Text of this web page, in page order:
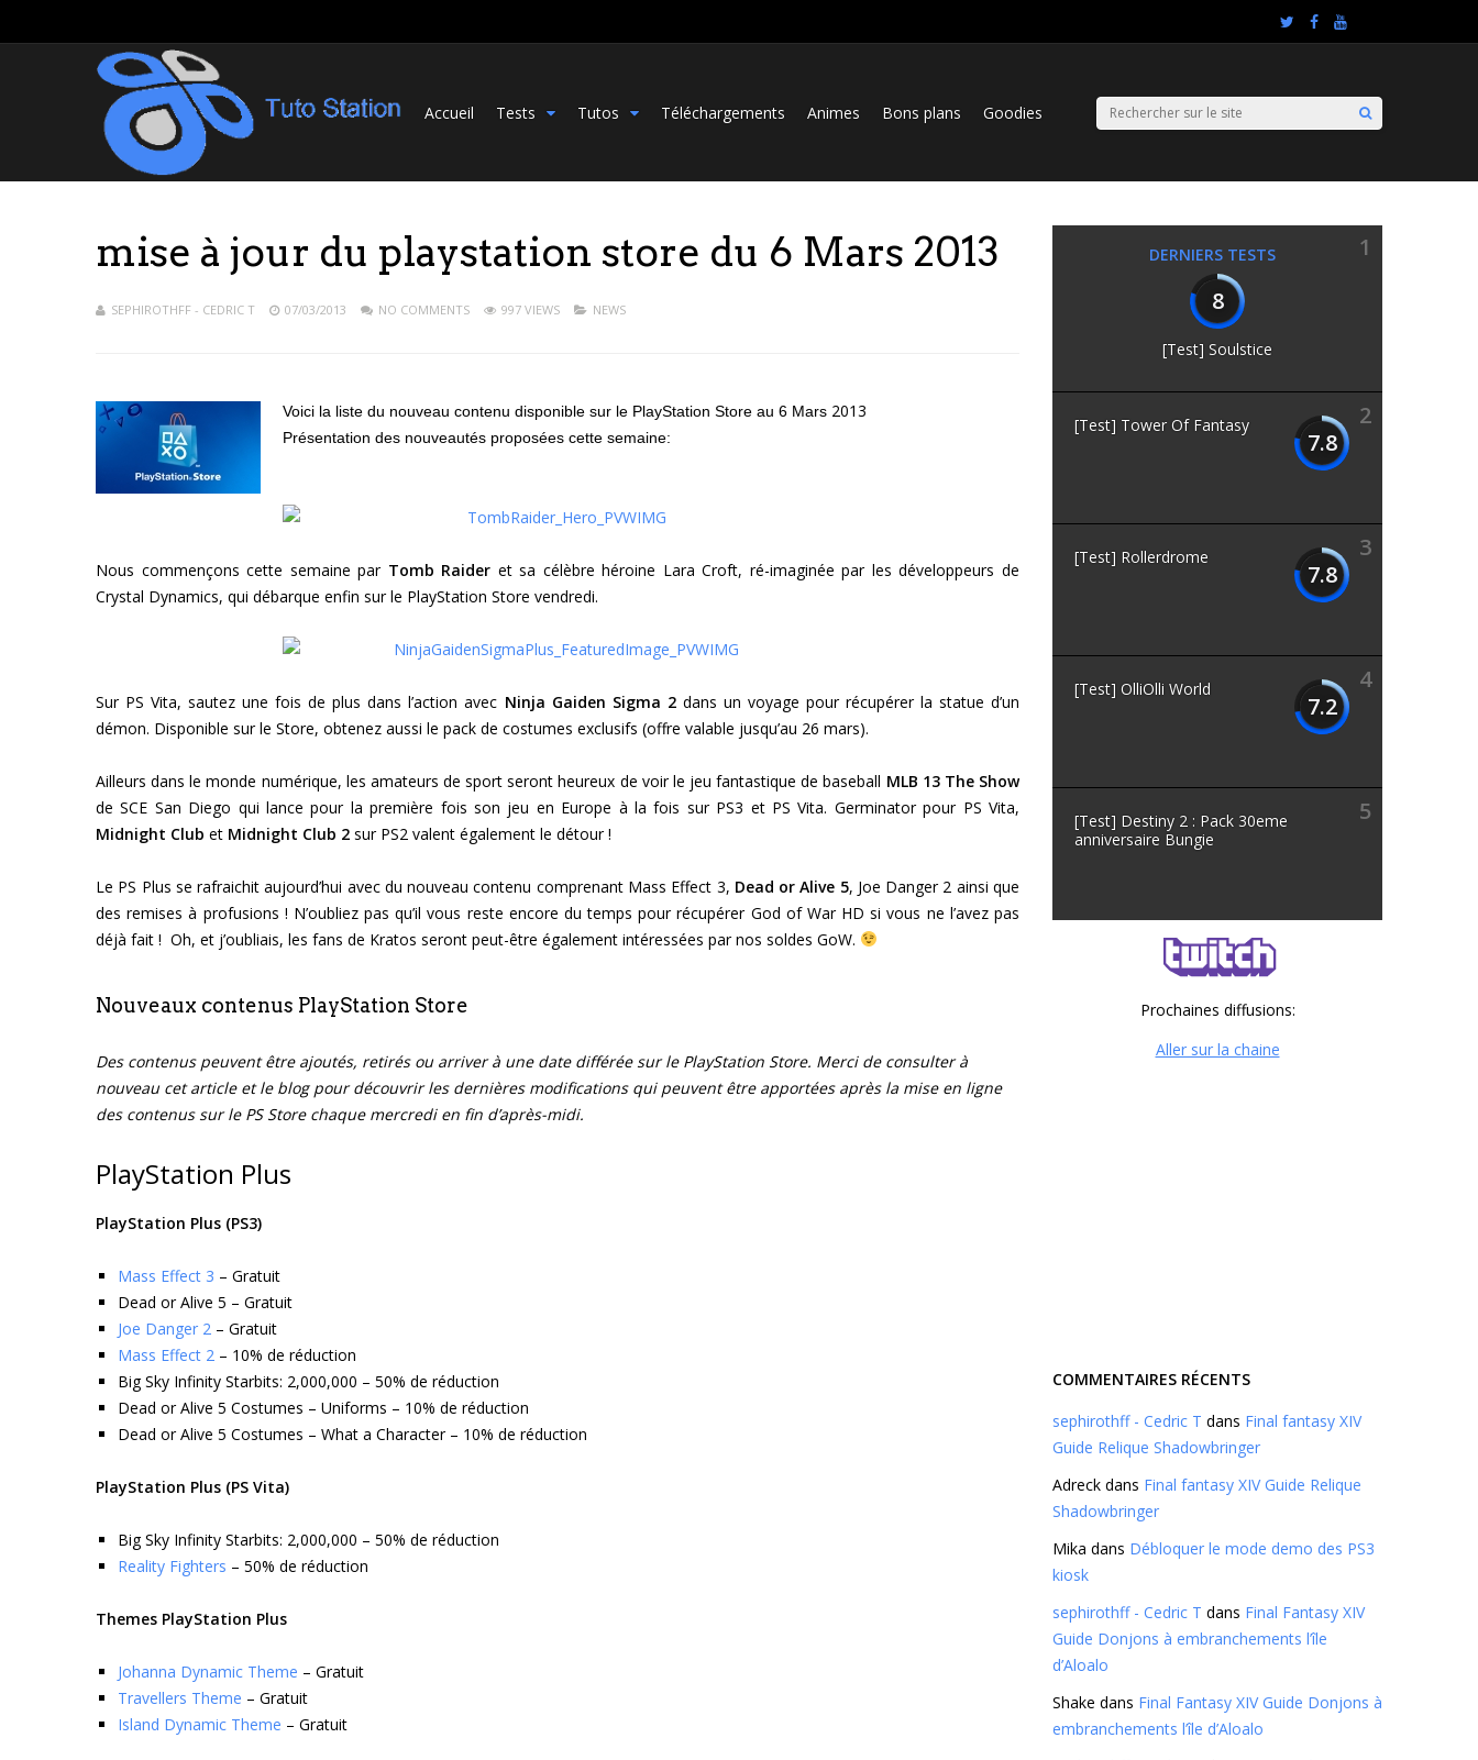
Accueil Tests Tutos Téléchargements Animes Bons plans Goodies
mise à jour du playstation store du 6 Mars 2013
SEPHIROTHFF - CEDRIC T 07/03/2013 NO COMMENTS 997 VIEWS NEWS
Voici la liste du nouveau contenu disponible sur le PlayStation Store au 6 Mars2013
Présentation des nouveautés proposées cette semaine:
Nous commençons cette semaine par Tomb Raider et sa célèbre héroine Lara Croft, ré-imaginée par les développeurs de
Crystal Dynamics, qui débarque enfin sur le PlayStation Store vendredi.
Sur PS Vita, sautez une fois de plus dans l’action avec Ninja Gaiden Sigma 2dans un voyage pour récupérer la statue d’un
démon. Disponible sur le Store, obtenez aussi le pack de costumes exclusifs (offre valable jusqu’au 26 mars).
Ailleurs dans le monde numérique, les amateurs de sport seront heureux de voir le jeu fantastique de baseball MLB 13 The Show
de SCE San Diego qui lance pour la première fois son jeu en Europe à la fois sur PS3 et PS Vita. Germinator pour PS Vita,
Midnight Club et Midnight Club 2 sur PS2 valent également le détour !
Le PS Plus se rafraichit aujourd’hui avec du nouveau contenu comprenant Mass Effect 3, Dead or Alive 5, Joe Danger 2 ainsi que
des remises à profusions ! N’oubliez pas qu’il vous reste encore du temps pour récupérer God of War HD si vous ne l’avez pas
déjà fait ! Oh, et j’oubliais, les fans de Kratos seront peut-être également intéressées par nos soldes GoW.
Nouveaux contenus PlayStation Store
Des contenus peuvent être ajoutés, retirés ou arriver à une date différée sur le PlayStation Store. Merci de consulter à
nouveau cet article et le blog pour découvrir les dernières modifications qui peuvent être apportées après la mise en ligne
des contenus sur le PS Store chaque mercredi en fin d’après-midi.
PlayStation Plus
PlayStation Plus (PS3)
Mass Effect 3 – Gratuit
Dead or Alive 5 – Gratuit
Joe Danger 2 – Gratuit
Mass Effect 2 – 10% de réduction
Big Sky Infinity Starbits: 2,000,000 – 50% de réduction
Dead or Alive 5 Costumes – Uniforms – 10% de réduction
Dead or Alive 5 Costumes – What a Character – 10% de réduction
PlayStation Plus (PS Vita)
Big Sky Infinity Starbits: 2,000,000 – 50% de réduction
Reality Fighters – 50% de réduction
Themes PlayStation Plus
Johanna Dynamic Theme – Gratuit
Travellers Theme – Gratuit
Island Dynamic Theme – Gratuit
DERNIERS TESTS
1
8
[Test] Soulstice
2
7.8
[Test] Tower Of Fantasy
3
7.8
[Test] Rollerdrome
4
7.2
[Test] OlliOlli World
5
[Test] Destiny 2 : Pack 30eme
anniversaire Bungie
Prochaines diffusions:
Aller sur la chaine
COMMENTAIRES RÉCENTS
sephirothff - Cedric T dans Final fantasy XIV
Guide Relique Shadowbringer
Adreck dans Final fantasy XIV Guide Relique
Shadowbringer
Mika dans Débloquer le mode demo des PS3
kiosk
sephirothff - Cedric T dans Final Fantasy XIV
Guide Donjons à embranchements l’île
d’Aloalo
Shake dans Final Fantasy XIV Guide Donjons à
embranchements l’île d’Aloalo